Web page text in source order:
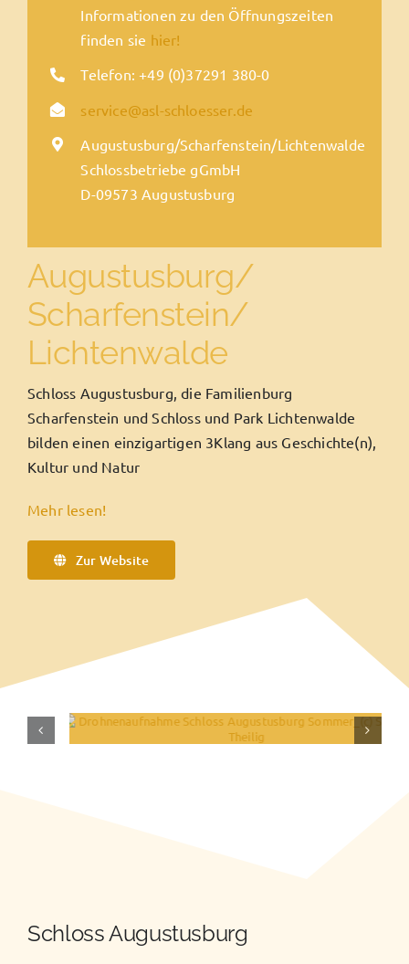
Informationen zu den Öffnungszeiten
finden sie hier!
Telefon: +49 (0)37291 380-0
service@asl-schloesser.de
Augustusburg/Scharfenstein/Lichtenwalde
Schlossbetriebe gGmbH
D-09573 Augustusburg
Augustusburg/
Scharfenstein/
Lichtenwalde
Schloss Augustusburg, die Familienburg
Scharfenstein und Schloss und Park Lichtenwalde
bilden einen einzigartigen 3Klang aus Geschichte(n),
Kultur und Natur
Mehr lesen!
Zur Website
Schloss Augustusburg